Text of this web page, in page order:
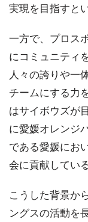
実現を目指すとい
一方で、プロス
にコミュニティ
人々の誇りや一
チームにする力
はサイボウズが
に愛媛オレンジ
である愛媛にお
会に貢献している
こうした背景か
ングスの活動を